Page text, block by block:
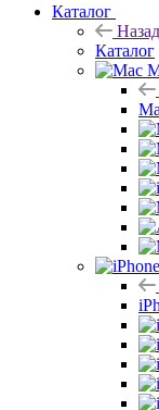
Каталог
Назад
Каталог